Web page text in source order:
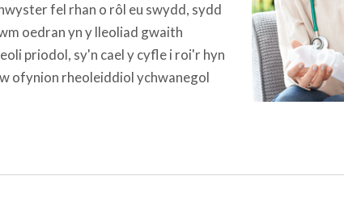
fel rhan o rôl eu swydd, sydd
oedran yn y lleoliad gwaith
priodol, sy'n cael y cyfle i roi'r hyn
ofynion rheoleiddiol ychwanegol